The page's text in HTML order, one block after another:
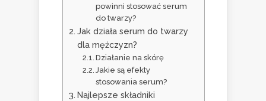
powinni stosować serum
do twarzy?
Jak działa serum do twarzy
dla mężczyzn?
Działanie na skórę
Jakie są efekty
stosowania serum?
Najlepsze składniki